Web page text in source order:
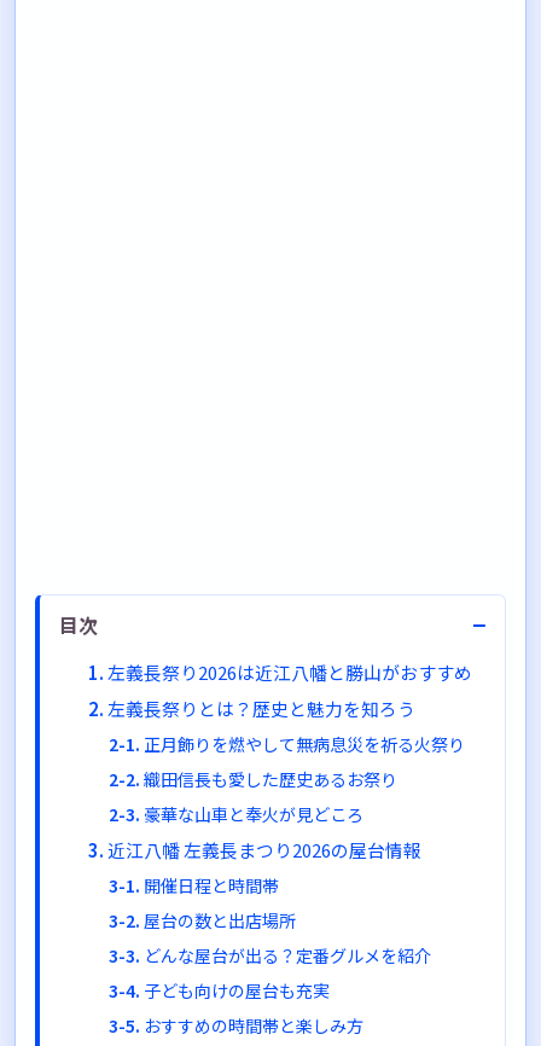
目次 −
左義長祭り2026は近江八幡と勝山がおすすめ
左義長祭りとは？歴史と魅力を知ろう
正月飾りを燃やして無病息災を祈る火祭り
織田信長も愛した歴史あるお祭り
豪華な山車と奉火が見どころ
近江八幡 左義長まつり2026の屋台情報
開催日程と時間帯
屋台の数と出店場所
どんな屋台が出る？定番グルメを紹介
子ども向けの屋台も充実
おすすめの時間帯と楽しみ方